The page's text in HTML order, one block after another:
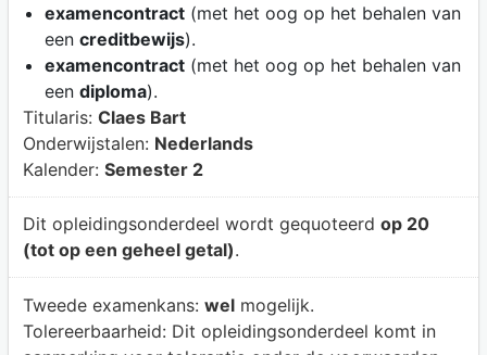
examencontract(met het oog op het behalen van
een creditbewijs).
examencontract(met het oog op het behalen van
een diploma).
Titularis: Claes Bart
Onderwijstalen: Nederlands
Kalender: Semester 2
Dit opleidingsonderdeel wordt gequoteerd op 20
(tot op een geheel getal).
Tweede examenkans: welmogelijk.
Tolereerbaarheid: Dit opleidingsonderdeel komt in